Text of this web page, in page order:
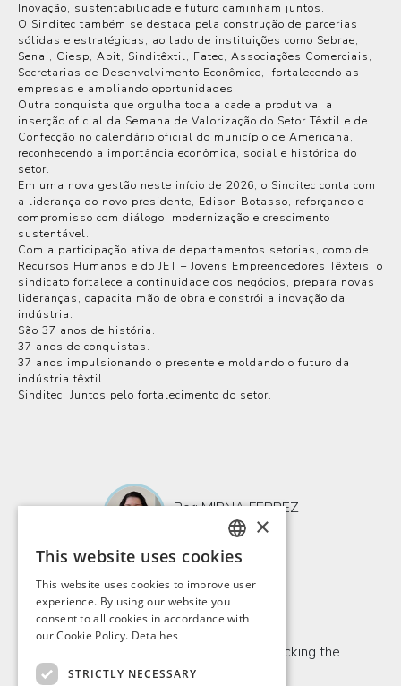
Inovação, sustentabilidade e futuro caminham juntos.
O Sinditec também se destaca pela construção de parcerias
sólidas e estratégicas, ao lado de instituições como Sebrae,
Senai, Ciesp, Abit, Sinditêxtil, Fatec, Associações Comerciais,
Secretarias de Desenvolvimento Econômico, fortalecendo as
empresas e ampliando oportunidades.
Outra conquista que orgulha toda a cadeia produtiva: a
inserção oficial da Semana de Valorização do Setor Têxtil e de
Confecção no calendário oficial do município de Americana,
reconhecendo a importância econômica, social e histórica do
setor.
Em uma nova gestão neste início de 2026, o Sinditec conta com
a liderança do novo presidente, Edison Botasso, reforçando o
compromisso com diálogo, modernização e crescimento
sustentável.
Com a participação ativa de departamentos setorias, como de
Recursos Humanos e do JET – Jovens Empreendedores Têxteis, o
sindicato fortalece a continuidade dos negócios, prepara novas
lideranças, capacita mão de obra e constrói a inovação da
indústria.
São 37 anos de história.
37 anos de conquistas.
37 anos impulsionando o presente e moldando o futuro da
indústria têxtil.
Sinditec. Juntos pelo fortalecimento do setor.
Por: MIRNA FERREZ
10/02/26
Comentários
To be able to comment, please log in by clicking the
button below.
PORTUGUESE
ENGLISH
SPANISH
×
This website uses cookies
This website uses cookies to improve user
experience. By using our website you
consent to all cookies in accordance with
our Cookie Policy. Detalhes
STRICTLY NECESSARY